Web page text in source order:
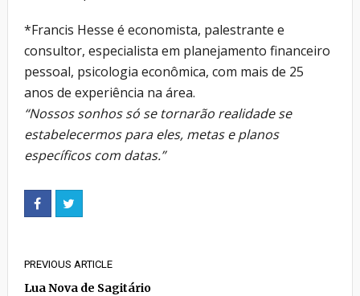
*Francis Hesse é economista, palestrante e
consultor, especialista em planejamento financeiro
pessoal, psicologia econômica, com mais de 25
anos de experiência na área.
“Nossos sonhos só se tornarão realidade se
estabelecermos para eles, metas e planos
específicos com datas.”
PREVIOUS ARTICLE
Lua Nova de Sagitário